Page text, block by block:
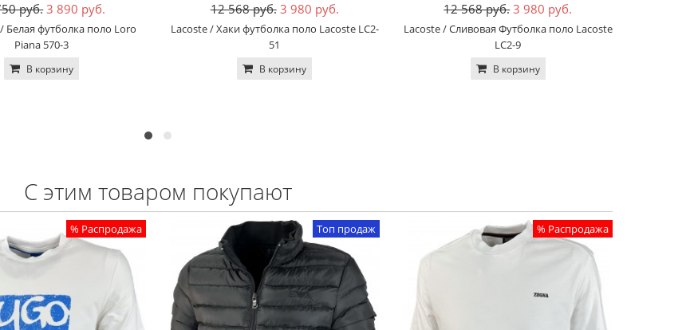
руб.3 890 руб.
Белая футболка поло Loro
Piana 570-3
В корзину
12 568 руб. 3 980 руб.
Lacoste / Хаки футболка поло Lacoste LC2-
51
В корзину
12 568 руб. 3 980 руб.
Lacoste / Сливовая Футболка поло Lacoste
LC2-9
В корзину
С этим товаром покупают
% Распродажа Топ продаж % Распродажа